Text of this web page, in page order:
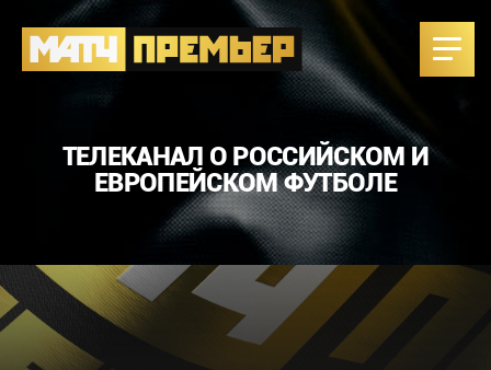
ТЕЛЕКАНАЛ О РОССИЙСКОМ И
ЕВРОПЕЙСКОМ ФУТБОЛЕ